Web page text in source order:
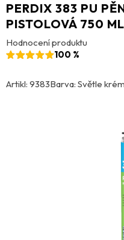
PERDIX 383 PU
PISTOLOVÁ 750 ML
Hodnocení produktu
100 %
Artikl: 9383Barva: Světle